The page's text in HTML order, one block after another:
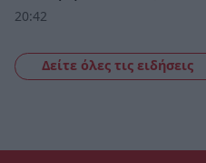
20:42
Δείτε όλες τις ειδήσεις